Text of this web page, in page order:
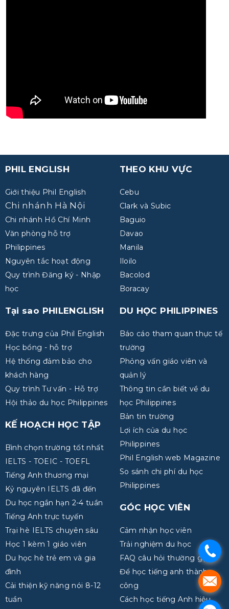
PHIL ENGLISH
Giới thiệu Phil English
Chi nhánh Hà Nội
Chi nhánh Hồ Chí Minh
Văn phòng hỗ trợ
Philippines
Nguyên tắc hoạt động
Quy trình Đăng ký - Nhập
học
Tại sao PHILENGLISH
Đặc trưng của Phil English
Học bổng - hỗ trợ
Hệ thống đảm bảo cho
khách hàng
Quy trình Tư vấn - Hỗ trợ
Hội thảo du học Philippines
KẾ HOẠCH HỌC TẬP
Bình chọn trường tốt nhất
IELTS - TOEIC - TOEFL
Tiếng Anh thương mại
Kỷ nguyên IELTS đã đến
Du học ngắn hạn 2-4 tuần
Tiếng Anh trực tuyến
Trại hè IELTS chuyên sâu
Học 1 kèm 1 giáo viên
Du học hè trẻ em và gia
đình
Cải thiện kỹ năng nói 8-12
tuần
THEO KHU VỰC
Cebu
Clark và Subic
Baguio
Davao
Manila
Iloilo
Bacolod
Boracay
DU HỌC PHILIPPINES
Báo cáo tham quan thực tế
trường
Phỏng vấn giáo viên và
quản lý
Thông tin cần biết về du
học Philippines
Bản tin trường
Lợi ích của du học
Philippines
Phil English web Magazine
So sánh chi phí du học
Philippines
GÓC HỌC VIÊN
Cảm nhận học viên
Trải nghiệm du học
FAQ câu hỏi thường gặp
Để học tiếng anh thành
công
Cách học tiếng Anh hiệu
.
.